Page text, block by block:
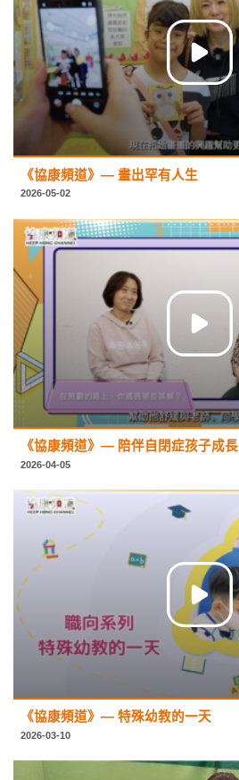
《協康頻道》— 畫出罕有人生
2026-05-02
《協康頻道》— 陪伴自閉症孩子成長
2026-04-05
《協康頻道》— 特殊幼教的一天
2026-03-10